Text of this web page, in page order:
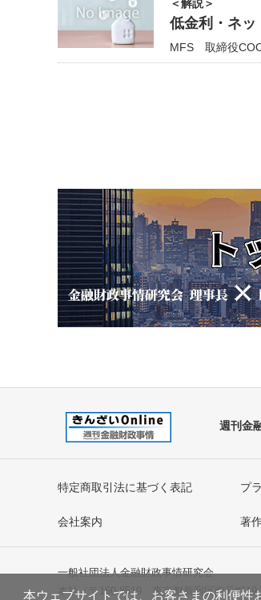
本ウェブサイトでは、お客さまの利便
＜解説＞
低金利・ネッ
MFS 取締役
週刊金
特定商取引法に基づく表記 プ
会社案内 著
一般社団法人金融財政事情研究会
本社／〒160-8519 東京都新宿区南元町19